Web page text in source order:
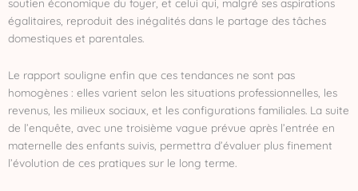
soutien économique du foyer, et celui qui, malgré ses aspirations
égalitaires, reproduit des inégalités dans le partage des tâches
domestiques et parentales.
Le rapport souligne enfin que ces tendances ne sont pas
homogènes : elles varient selon les situations professionnelles, les
revenus, les milieux sociaux, et les configurations familiales. La suite
de l’enquête, avec une troisième vague prévue après l’entrée en
maternelle des enfants suivis, permettra d’évaluer plus finement
l’évolution de ces pratiques sur le long terme.